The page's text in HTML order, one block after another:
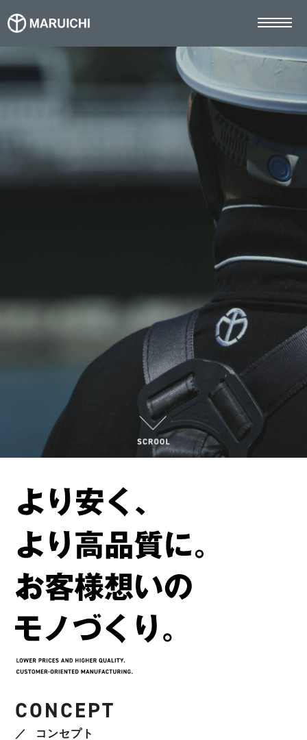
施工事例
ご相談・お問合せ
0835-36-4101
CONCEPT
コンセプト